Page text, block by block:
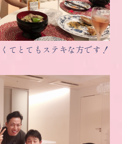
てとてもステキな方です！